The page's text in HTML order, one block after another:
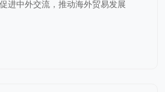
进中外交流，推动海外贸易发展